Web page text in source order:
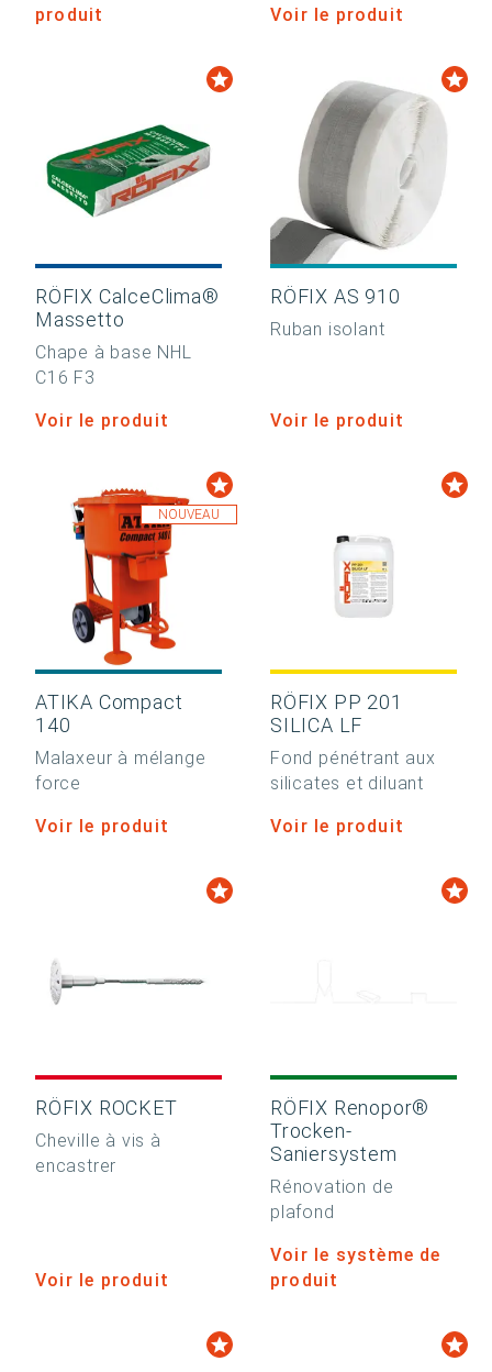
produit
Voir le produit
RÖFIX CalceClima®
Massetto
Chape à base NHL
C16 F3
Voir le produit
RÖFIX AS 910
Ruban isolant
Voir le produit
NOUVEAU
ATIKA Compact
140
Malaxeur à mélange
force
Voir le produit
RÖFIX PP 201
SILICA LF
Fond pénétrant aux
silicates et diluant
Voir le produit
RÖFIX ROCKET
Cheville à vis à
encastrer
Voir le produit
RÖFIX Renopor®
Trocken-
Saniersystem
Rénovation de
plafond
Voir le système de
produit